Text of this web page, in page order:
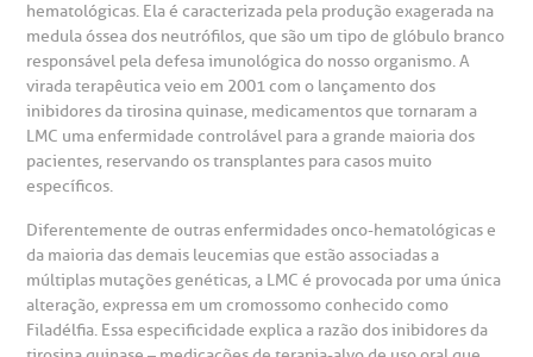
in antecipado
de exames
de Exames
A BP conta com você para melhorar sempre a qualidade do
atendimento e dos serviços prestados.
A Ouvidoria e SAC são canais para você, cliente da BP, tirar
suas dúvidas, registrar suas reclamações ou fazer elogios
relacionados ao nosso atendimento e aos nossos serviços.
Horário de atendimento: 2ª a 6ª feira das 7h às 18h
(11)3505-1000
Endereço:
Rua Maestro Cardim, 769
do médico
de conduta
Financeiras
social da BP
Telemedicina BP
de atendimento
de Infarto SUS
de Visita
socorro
de Excelência em Neurologia e
de Excelência em Ortopedia
especialidades
hematológicas. Ela é caracterizada pela produção exagerada na
medula óssea dos neutrófilos, que são um tipo de glóbulo branco
responsável pela defesa imunológica do nosso organismo. A
virada terapêutica veio em 2001 com o lançamento dos
inibidores da tirosina quinase, medicamentos que tornaram a
LMC uma enfermidade controlável para a grande maioria dos
pacientes, reservando os transplantes para casos muito
específicos.
Diferentemente de outras enfermidades onco-hematológicas e
da maioria das demais leucemias que estão associadas a
múltiplas mutações genéticas, a LMC é provocada por uma única
alteração, expressa em um cromossomo conhecido como
Filadélfia. Essa especificidade explica a razão dos inibidores da